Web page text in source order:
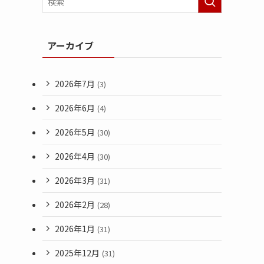
アーカイブ
2026年7月 (3)
2026年6月 (4)
2026年5月 (30)
2026年4月 (30)
2026年3月 (31)
2026年2月 (28)
2026年1月 (31)
2025年12月 (31)